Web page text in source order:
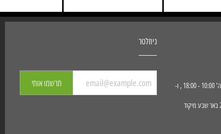
שעות פעילות החנות: א' - ה' 10:00 - 18:00 , ו-
כתובת הגעה : הפועלים 23 באר שבע מיקוד
ניוזלטר
תרשמו אותי